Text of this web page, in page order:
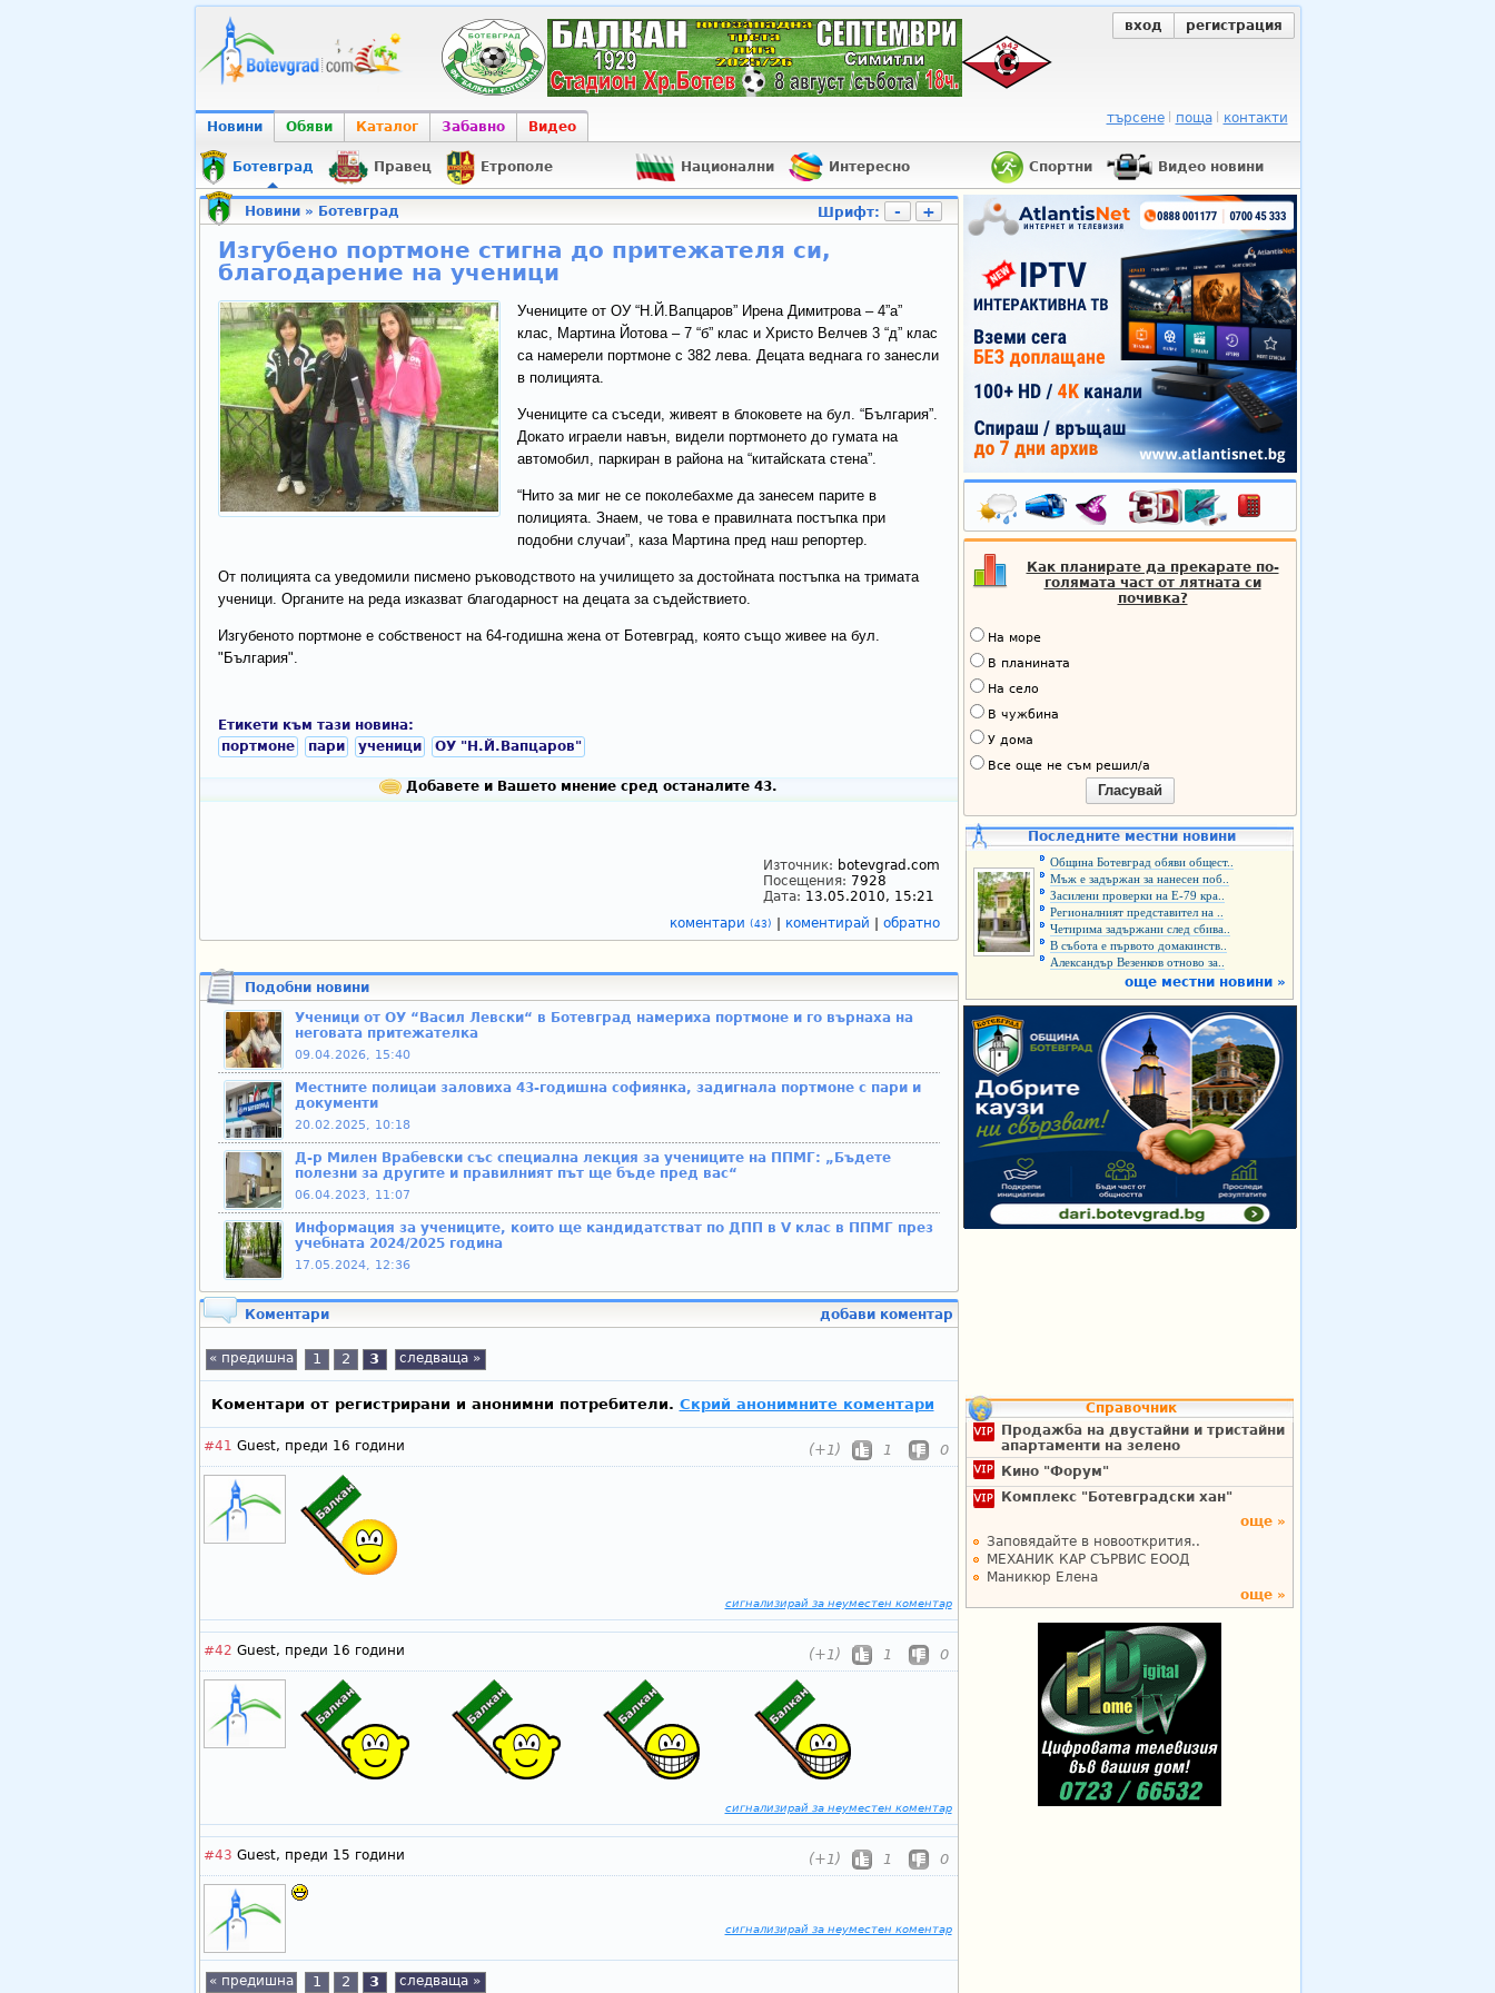
вход регистрация
Новини Обяви Каталог Забавно Видео
търсене поща контакти
Ботевград Правец Етрополе Национални Интересно Спортни Видео новини
Новини» Ботевград Шрифт: - +
Изгубено портмоне стигна до притежателя си,
благодарение на ученици
Учениците от ОУ “Н.Й.Вапцаров” Ирена Димитрова – 4”а”
клас, Мартина Йотова – 7 “б” клас и Христо Велчев 3 “д” клас
са намерели портмоне с 382 лева. Децата веднага го занесли
в полицията.
Учениците са съседи, живеят в блоковете на бул. “България”.
Докато играели навън, видели портмонето до гумата на
автомобил, паркиран в района на “китайската стена”.
“Нито за миг не се поколебахме да занесем парите в
полицията. Знаем, че това е правилната постъпка при
подобни случаи”, каза Мартина пред наш репортер.
От полицията са уведомили писмено ръководството на училището за достойната постъпка на тримата
ученици. Органите на реда изказват благодарност на децата за съдействието.
Изгубеното портмоне е собственост на 64-годишна жена от Ботевград, която също живее на бул.
"България".
Етикети към тази новина:
портмоне
пари ученици ОУ "Н.Й.Вапцаров"
Добавете и Вашето мнение сред останалите 43.
Източник: botevgrad.com
Посещения: 7928
Дата: 13.05.2010, 15:21
коментари (43) коментирай обратно
Подобни новини
Ученици от ОУ “Васил Левски“ в Ботевград намериха портмоне и го върнаха на
неговата притежателка
09.04.2026, 15:40
Местните полицаи заловиха 43-годишна софиянка, задигнала портмоне с пари и
документи
20.02.2025, 10:18
Д-р Милен Врабевски със специална лекция за учениците на ППМГ: „Бъдете
полезни за другите и правилният път ще бъде пред вас“
06.04.2023, 11:07
Информация за учениците, които ще кандидатстват по ДПП в V клас в ППМГ през
учебната 2024/2025 година
17.05.2024, 12:36
Коментари добави коментар
« предишна 1 2 3 следваща »
Коментари от регистрирани и анонимни потребители. Скрий анонимните коментари
#41 Guest, преди 16 години (+1) 1 0
сигнализирай за неуместен коментар
#42 Guest, преди 16 години (+1) 1 0
сигнализирай за неуместен коментар
#43 Guest, преди 15 години (+1) 1 0
сигнализирай за неуместен коментар
« предишна 1 2 3 следваща »
Как планирате да прекарате по-
голямата част от лятната си
почивка?
На море
В планината
На село
В чужбина
У дома
Все още не съм решил/а
Гласувай
Последните местни новини
Община Ботевград обяви общест..
Мъж е задържан за нанесен поб..
Засилени проверки на Е-79 кра..
Регионалният представител на ..
Четирима задържани след сбива..
В събота е първото домакинств..
Александър Везенков отново за..
още местни новини »
Справочник
Продажба на двустайни и тристайни
апартаменти на зелено
Кино "Форум"
Комплекс "Ботевградски хан"
още »
Заповядайте в новооткрития..
МЕХАНИК КАР СЪРВИС ЕООД
Маникюр Елена
още »